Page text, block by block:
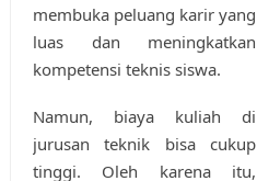
membuka peluang karir yang
luas dan meningkatkan
kompetensi teknis siswa.
Namun, biaya kuliah di
jurusan teknik bisa cukup
tinggi. Oleh karena itu,